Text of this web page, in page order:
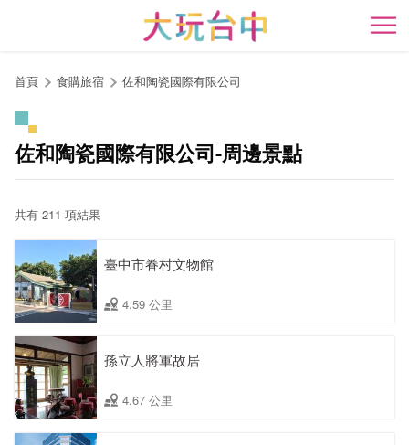
開
首頁 食購旅宿 佐和陶瓷國際有限公司
佐和陶瓷國際有限公司-周邊景點
共有 211 項結果
臺中市眷村文物館
4.59 公里
孫立人將軍故居
4.67 公里